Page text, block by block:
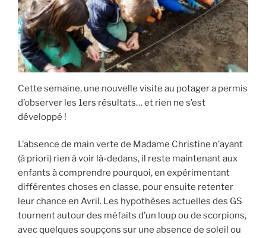
Cette semaine, une nouvelle visite au potager a permis
d’observer les 1ers résultats… et rien ne s’est
développé !
L’absence de main verte de Madame Christine n’ayant
(à priori) rien à voir là-dedans, il reste maintenant aux
enfants à comprendre pourquoi, en expérimentant
différentes choses en classe, pour ensuite retenter
leur chance en Avril. Les hypothèses actuelles des GS
tournent autour des méfaits d’un loup ou de scorpions,
avec quelques soupçons sur une absence de soleil ou